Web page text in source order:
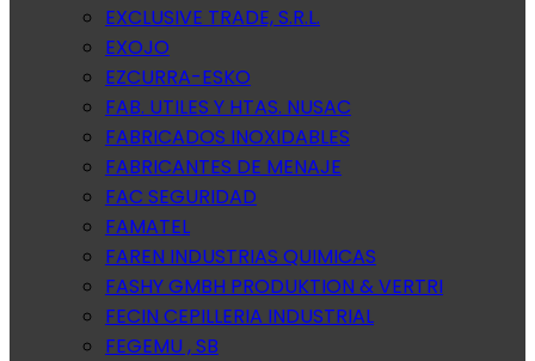
EXCLUSIVE TRADE, S.R.L.
EXOJO
EZCURRA-ESKO
FAB. UTILES Y HTAS. NUSAC
FABRICADOS INOXIDABLES
FABRICANTES DE MENAJE
FAC SEGURIDAD
FAMATEL
FAREN INDUSTRIAS QUIMICAS
FASHY GMBH PRODUKTION & VERTRI
FECIN CEPILLERIA INDUSTRIAL
FEGEMU , SB